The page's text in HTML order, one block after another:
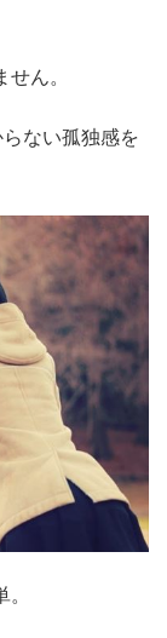
ん。
ない孤独感を